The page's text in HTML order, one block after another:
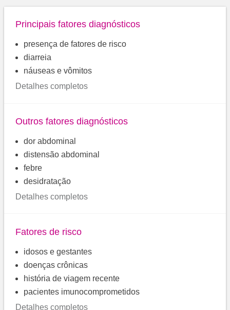
Principais fatores diagnósticos
presença de fatores de risco
diarreia
náuseas e vômitos
Detalhes completos
Outros fatores diagnósticos
dor abdominal
distensão abdominal
febre
desidratação
Detalhes completos
Fatores de risco
idosos e gestantes
doenças crônicas
história de viagem recente
pacientes imunocomprometidos
Detalhes completos